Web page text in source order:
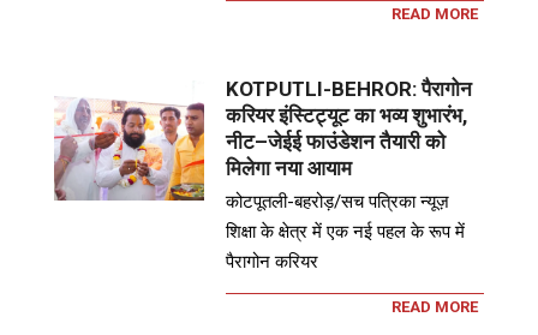
READ MORE
KOTPUTLI-BEHROR: पैरागोन
करियर इंस्टिट्यूट का भव्य शुभारंभ,
नीट–जेईई फाउंडेशन तैयारी को
मिलेगा नया आयाम
कोटपूतली-बहरोड़/सच पत्रिका न्यूज़
शिक्षा के क्षेत्र में एक नई पहल के रूप में
पैरागोन करियर
READ MORE